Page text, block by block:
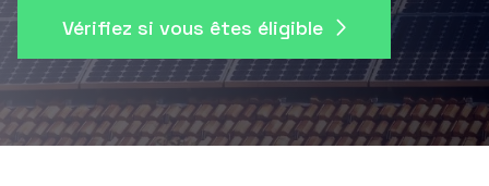
Vérifiez si vous êtes éligible